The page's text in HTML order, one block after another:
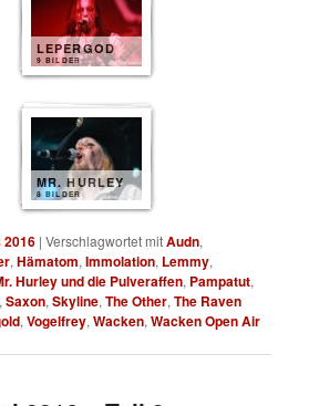
LEPERGOD
9 BILDER
MR. HURLEY
8 BILDER
2016 |Verschlagwortet mitAudn,
,Hämatom,Immolation, Lemmy,
Hurley und die Pulveraffen, Pampatut,
,Saxon,Skyline,The Other,The Raven
,Vogelfrey,Wacken,Wacken Open Air